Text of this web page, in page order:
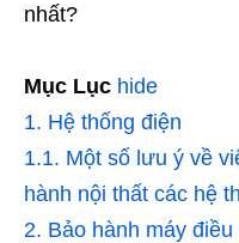
nhất?
Mục Lục hide
1. Hệ thống điện
1.1. Một số lưu ý về
hành nội thất các hệ
2. Bảo hành máy điều